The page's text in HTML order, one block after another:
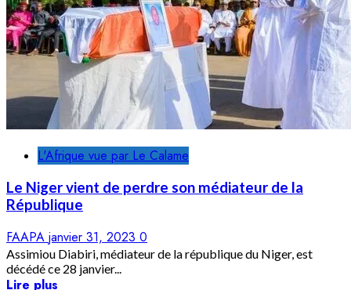
L'Afrique vue par Le Calame
Le Niger vient de perdre son médiateur de la
République
FAAPA janvier 31, 2023 0
Assimiou Diabiri, médiateur de la république du Niger, est
décédé ce 28 janvier...
Lire plus